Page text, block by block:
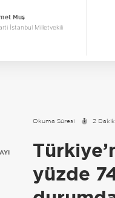
Muş
İstanbul Milletvekili
Okuma Süresi 2
yüzde